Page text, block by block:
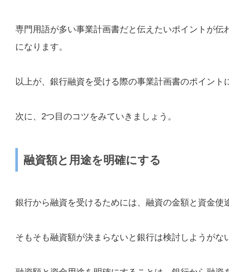
専門用語が多い事業計画書だと伝えたいポイントが
になります。
以上が、銀行融資を受ける際の事業計画書のポイント
次に、2つ目のコツをみていきましょう。
融資額と用途を明確にする
銀行から融資を受けるためには、融資の金額と資金使
そもそも融資額が決まらないと銀行は検討しようが